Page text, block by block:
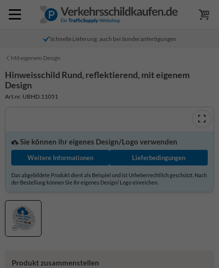
Schnelle Lieferung, auch bei Sonderanfertigungen
Mit eigenem Design
Hinweisschild Rund, reflektierend, mit eigenem
Design
Art.nr. UBHD.11051
Sie können ihr eigenes Design/Logo verwenden
Weitere Informationen Lieferbedingungen
Das abgebildete Produkt dient als Beispiel und ist Urheberrechtlich geschützt. Nach
der Bestellung können Sie Ihr eigenes Design/ Logo einreichen.
Produkt zusammenstellen